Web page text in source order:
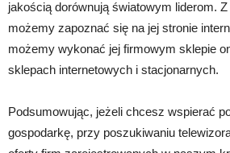
jakością dorównują światowym liderom.
możemy zapoznać się na jej stronie
możemy wykonać jej firmowym sklepie
sklepach internetowych i stacjonarnych.
Podsumowując, jeżeli chcesz wspierać
gospodarkę, przy poszukiwaniu